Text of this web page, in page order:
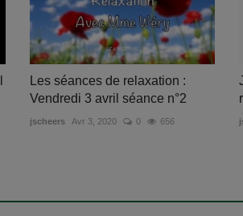
Les séances de relaxation :
Vendredi 3 avril séance n°2
jscheers Avr 3, 2020 0 656